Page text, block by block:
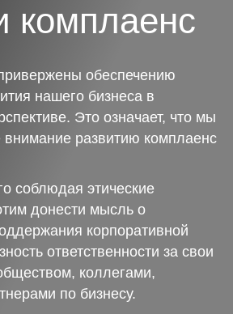
комплаенс
обеспечению
нашего бизнеса в
Это означает, что мы
развитию комплаенс
соблюдая этические
донести мысль о
корпоративной
ответственности за свои
коллегами,
по бизнесу.